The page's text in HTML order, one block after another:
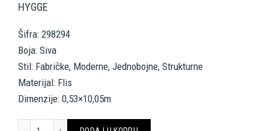
HYGGE
Šifra: 298294
Boja: Siva
Stil: Fabričke, Moderne, Jednobojne, Strukturne
Materijal: Flis
Dimenzije: 0,53×10,05m